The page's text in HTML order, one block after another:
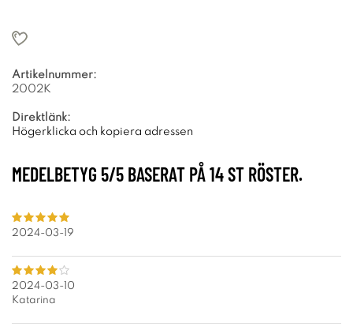
Artikelnummer:
2002K
Direktlänk:
Högerklicka och kopiera adressen
MEDELBETYG 5/5 BASERAT PÅ14ST RÖSTER.
2024-03-19
2024-03-10
Katarina